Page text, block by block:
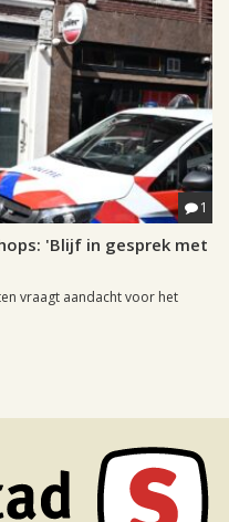
1
'Blijf in gesprek met
vraagt aandacht voor het